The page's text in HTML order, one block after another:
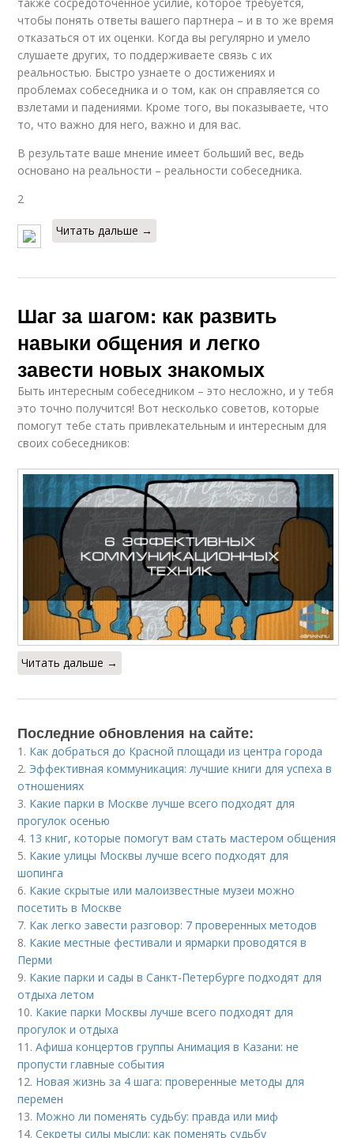
чтобы понять ответы вашего партнера – и в то же время
отказаться от их оценки. Когда вы регулярно и умело
слушаете других, то поддерживаете связь с их
реальностью. Быстро узнаете о достижениях и
проблемах собеседника и о том, как он справляется со
взлетами и падениями. Кроме того, вы показываете, что
то, что важно для него, важно и для вас.
В результате ваше мнение имеет больший вес, ведь
основано на реальности – реальности собеседника.
2
Читать дальше →
Шаг за шагом: как развить
навыки общения и легко
завести новых знакомых
Быть интересным собеседником – это несложно, и у тебя
это точно получится! Вот несколько советов, которые
помогут тебе стать привлекательным и интересным для
своих собеседников:
Читать дальше →
Последние обновления на сайте:
1. Как добраться до Красной площади из центра города
2. Эффективная коммуникация: лучшие книги для успеха в
отношениях
3. Какие парки в Москве лучше всего подходят для
прогулок осенью
4. 13 книг, которые помогут вам стать мастером общения
5. Какие улицы Москвы лучше всего подходят для
шопинга
6. Какие скрытые или малоизвестные музеи можно
посетить в Москве
7. Как легко завести разговор: 7 проверенных методов
8. Какие местные фестивали и ярмарки проводятся в
Перми
9. Какие парки и сады в Санкт-Петербурге подходят для
отдыха летом
10. Какие парки Москвы лучше всего подходят для
прогулок и отдыха
11.Афиша концертов группы Анимация в Казани: не
пропусти главные события
12. Новая жизнь за 4 шага: проверенные методы для
перемен
13. Можно ли поменять судьбу: правда или миф
14.Секреты силы мысли: как поменять судьбу